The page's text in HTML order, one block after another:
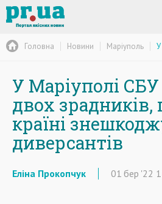
Головна Новини Маріуполь
У Маріуполі
двох зрадників,
країні
диверсантів
Еліна Прокопчук 01 бер '22